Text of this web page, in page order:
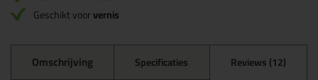
Geschikt voorvernis
Omschrijving Specificaties Reviews (12)